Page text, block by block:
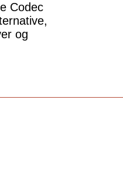
Codec
og